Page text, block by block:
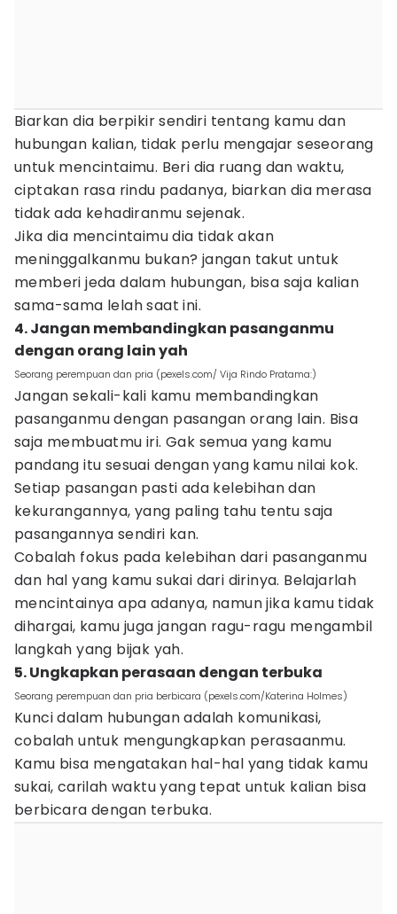
Biarkan dia berpikir sendiri tentang kamu dan
hubungan kalian, tidak perlu mengajar seseorang
untuk mencintaimu. Beri dia ruang dan waktu,
ciptakan rasa rindu padanya, biarkan dia merasa
tidak ada kehadiranmu sejenak.
Jika dia mencintaimu dia tidak akan
meninggalkanmu bukan? jangan takut untuk
memberi jeda dalam hubungan, bisa saja kalian
sama-sama lelah saat ini.
4. Jangan membandingkan pasanganmu
dengan orang lain yah
Seorang perempuan dan pria (pexels.com/ Vija Rindo Pratama:)
Jangan sekali-kali kamu membandingkan
pasanganmu dengan pasangan orang lain. Bisa
saja membuatmu iri. Gak semua yang kamu
pandang itu sesuai dengan yang kamu nilai kok.
Setiap pasangan pasti ada kelebihan dan
kekurangannya, yang paling tahu tentu saja
pasangannya sendiri kan.
Cobalah fokus pada kelebihan dari pasanganmu
dan hal yang kamu sukai dari dirinya. Belajarlah
mencintainya apa adanya, namun jika kamu tidak
dihargai, kamu juga jangan ragu-ragu mengambil
langkah yang bijak yah.
5. Ungkapkan perasaan dengan terbuka
Seorang perempuan dan pria berbicara (pexels.com/Katerina Holmes)
Kunci dalam hubungan adalah komunikasi,
cobalah untuk mengungkapkan perasaanmu.
Kamu bisa mengatakan hal-hal yang tidak kamu
sukai, carilah waktu yang tepat untuk kalian bisa
berbicara dengan terbuka.